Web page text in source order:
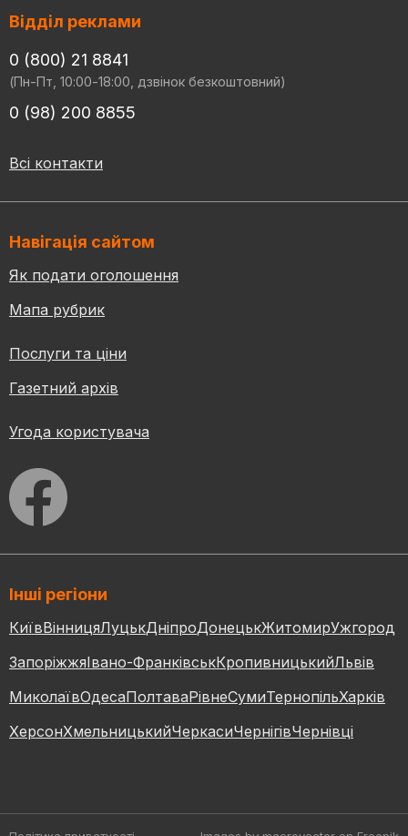
Відділ реклами
0 (800) 21 8841
(Пн-Пт, 10:00-18:00, дзвінок безкоштовний)
0 (98) 200 8855
Всі контакти
Навігація сайтом
Як подати оголошення
Мапа рубрик
Послуги та ціни
Газетний архів
Угода користувача
Інші регіони
КиївВінницяЛуцькДніпроДонецькЖитомирУжгород
ЗапоріжжяІвано-ФранківськКропивницькийЛьвів
МиколаївОдесаПолтаваРівнеСумиТернопільХарків
ХерсонХмельницькийЧеркасиЧернігівЧернівці